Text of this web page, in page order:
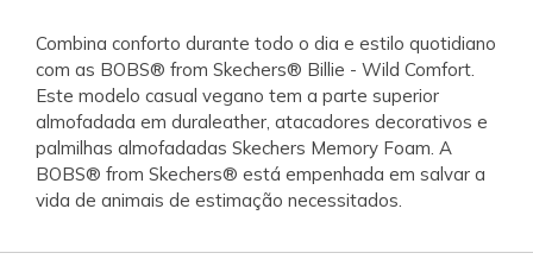
Combina conforto durante todo o dia e estilo quotidiano
com as BOBS® from Skechers® Billie - Wild Comfort.
Este modelo casual vegano tem a parte superior
almofadada em duraleather, atacadores decorativos e
palmilhas almofadadas Skechers Memory Foam. A
BOBS® from Skechers® está empenhada em salvar a
vida de animais de estimação necessitados.